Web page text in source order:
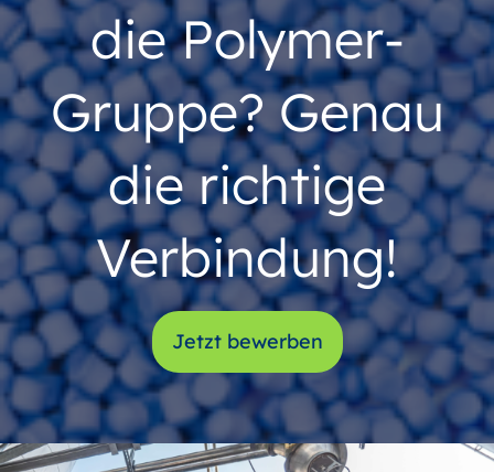
die Polymer-
Gruppe? Genau
die richtige
Verbindung!
Jetzt bewerben